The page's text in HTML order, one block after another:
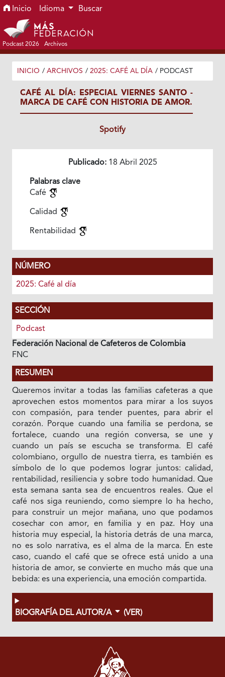
Ir al menú de navegación principal
Ir al contenido principal
Ir al pie de página del sitio
Inicio Idioma Buscar
Podcast 2026 Archivos
INICIO / ARCHIVOS / 2025: CAFÉ AL DÍA / PODCAST
CAFÉ AL DÍA: ESPECIAL VIERNES SANTO -
MARCA DE CAFÉ CON HISTORIA DE AMOR.
Spotify
Publicado:18 Abril 2025
Palabras clave
Café
Calidad
Rentabilidad
NÚMERO
2025: Café al día
SECCIÓN
Podcast
Federación Nacional de Cafeteros de Colombia
FNC
RESUMEN
Queremos invitar a todas las familias cafeteras a que
aprovechen estos momentos para mirar a los suyos
con compasión, para tender puentes, para abrir el
corazón. Porque cuando una familia se perdona, se
fortalece, cuando una región conversa, se une y
cuando un país se escucha se transforma. El café
colombiano, orgullo de nuestra tierra, es también es
símbolo de lo que podemos lograr juntos: calidad,
rentabilidad, resiliencia y sobre todo humanidad. Que
esta semana santa sea de encuentros reales. Que el
café nos siga reuniendo, como siempre lo ha hecho,
para construir un mejor mañana, uno que podamos
cosechar con amor, en familia y en paz. Hoy una
historia muy especial, la historia detrás de una marca,
no es solo narrativa, es el alma de la marca. En este
caso, cuando el café que se ofrece está unido a una
historia de amor, se convierte en mucho más que una
bebida: es una experiencia, una emoción compartida.
BIOGRAFÍA DEL AUTOR/A (VER)